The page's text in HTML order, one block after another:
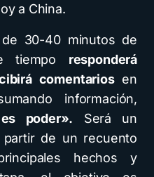
a China.
30-40 minutos de
tiempo responderá
comentariosen
información,
poder». Será un
partir de un recuento
hechos y